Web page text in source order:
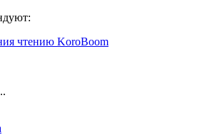
чтению KoroBoom